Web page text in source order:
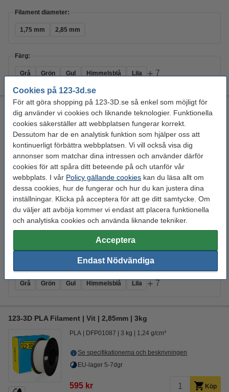
Cookies på 123-3d.se
För att göra shopping på 123-3D.se så enkel som möjligt för
dig använder vi cookies och liknande teknologier. Funktionella
cookies säkerställer att webbplatsen fungerar korrekt.
Dessutom har de en analytisk funktion som hjälper oss att
kontinuerligt förbättra webbplatsen. Vi vill också visa dig
annonser som matchar dina intressen och använder därför
cookies för att spåra ditt beteende på och utanför vår
webbplats. I vår Policy gällande cookies kan du läsa allt om
dessa cookies, hur de fungerar och hur du kan justera dina
inställningar. Klicka på acceptera för att ge ditt samtycke. Om
du väljer att avböja kommer vi endast att placera funktionella
och analytiska cookies och använda liknande tekniker.
Acceptera
Endast Nödvändiga
Filament diameter:
1,75 mm 2,85 mm
Färg:
Grå Grön Gul Himmelsblå Lila + 7
123-3D PLA Filament | Gul | 2,85mm | 1kg
PLA ± 216 gram DFP01044 1 kg
Se specifikationerna och beskrivningen
EU-lager 5-7dgr
230 kr
Filament diameter:
Grå Grön Gul Himmelsblå Lila + 7
123-3D PLA Filament | Vit | 2,85mm | 3kg
PLA DFP01087 3 kg 1,24 g/cm³
Se specifikationerna och beskrivningen
EU-lager 5-7dgr
595 kr Köp